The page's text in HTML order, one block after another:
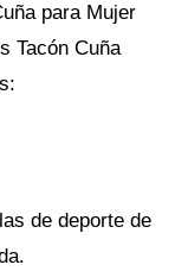
para Mujer
Tacón Cuña
de deporte de